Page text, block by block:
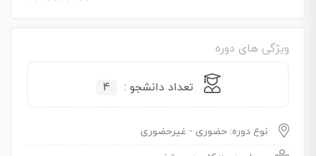
ویژگی های دوره
تعداد دانشجو : 4
نوع دوره: حضوری - غیرحضوری